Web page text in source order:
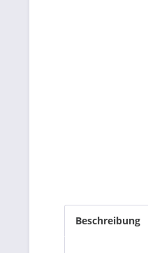
Beschreibung